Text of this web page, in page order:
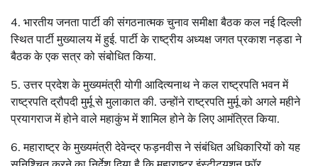
4. भारतीय जनता पार्टी की संगठनात्मक चुनाव समीक्षा बैठक कल नई दिल्ली
स्थित पार्टी मुख्यालय में हुई. पार्टी के राष्ट्रीय अध्यक्ष जगत प्रकाश नड्डा ने
बैठक के एक सत्र को संबोधित किया.
5. उत्तर प्रदेश के मुख्यमंत्री योगी आदित्यनाथ ने कल राष्ट्रपति भवन में
राष्ट्रपति द्रौपदी मुर्मू से मुलाकात की. उन्होंने राष्ट्रपति मुर्मू को अगले महीने
प्रयागराज में होने वाले महाकुंभ में शामिल होने के लिए आमंत्रित किया.
6. महाराष्ट्र के मुख्यमंत्री देवेन्द्र फड़नवीस ने संबंधित अधिकारियों को यह